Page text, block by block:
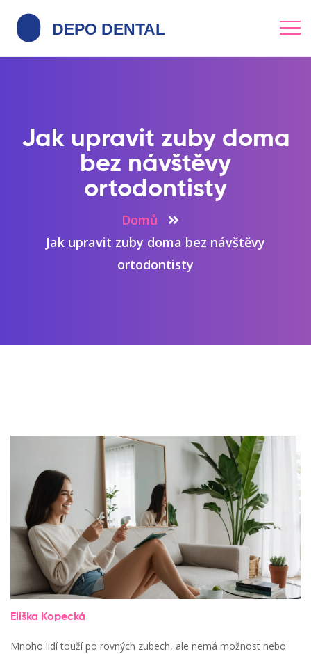
Jak upravit zuby doma
bez návštěvy
ortodontisty
Domů
Jak upravit zuby doma bez návštěvy
ortodontisty
Eliška Kopecká
Mnoho lidí touží po rovných zubech, ale nemá možnost nebo